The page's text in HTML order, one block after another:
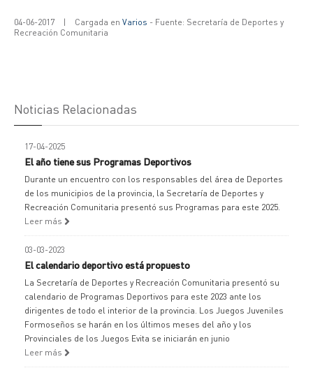
04-06-2017 | Cargada en Varios - Fuente: Secretaría de Deportes y
Recreación Comunitaria
Noticias Relacionadas
17-04-2025
El año tiene sus Programas Deportivos
Durante un encuentro con los responsables del área de Deportes
de los municipios de la provincia, la Secretaría de Deportes y
Recreación Comunitaria presentó sus Programas para este 2025.
Leer más
03-03-2023
El calendario deportivo está propuesto
La Secretaría de Deportes y Recreación Comunitaria presentó su
calendario de Programas Deportivos para este 2023 ante los
dirigentes de todo el interior de la provincia. Los Juegos Juveniles
Formoseños se harán en los últimos meses del año y los
Provinciales de los Juegos Evita se iniciarán en junio
Leer más